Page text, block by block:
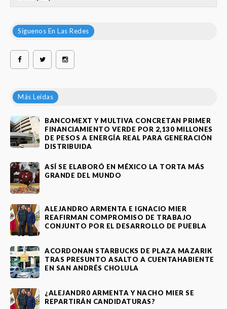
Síguenos En Las Redes
Más Leídas
BANCOMEXT Y MULTIVA CONCRETAN PRIMER
FINANCIAMIENTO VERDE POR 2,130 MILLONES
DE PESOS A ENERGÍA REAL PARA GENERACIÓN
DISTRIBUIDA
ASÍ SE ELABORÓ EN MÉXICO LA TORTA MÁS
GRANDE DEL MUNDO
ALEJANDRO ARMENTA E IGNACIO MIER
REAFIRMAN COMPROMISO DE TRABAJO
CONJUNTO POR EL DESARROLLO DE PUEBLA
ACORDONAN STARBUCKS DE PLAZA MAZARIK
TRAS PRESUNTO ASALTO A CUENTAHABIENTE
EN SAN ANDRÉS CHOLULA
¿ALEJANDR0 ARMENTA Y NACHO MIER SE
REPARTIRÁN CANDIDATURAS?